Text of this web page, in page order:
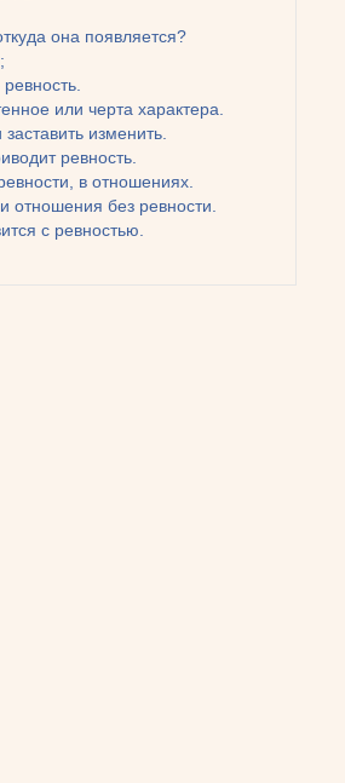
она появляется?
или черта характера.
изменить.
ревность.
в отношениях.
отношения без ревности.
с ревностью.